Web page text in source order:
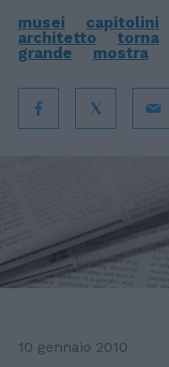
musei capitolini
architetto
torna
grande
mostra
10 gennaio 2010